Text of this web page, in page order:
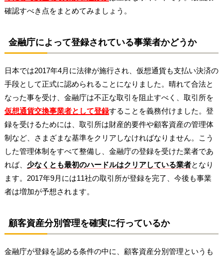
確認すべき点をまとめてみましょう。
金融庁によって登録されている事業者かどうか
日本では2017年4月に法律が施行され、仮想通貨も支払い決済の
手段として正式に認められることになりました。晴れて合法と
なった事を受け、金融庁は不正な取引を阻止すべく、取引所を
仮想通貨交換事業者として登録することを義務付けました。登
録を受けるためには、取引所は財産的要件や顧客資産の管理体
制など、さまざまな基準をクリアしなければなりません。こう
した管理体制をすべて整備し、金融庁の登録を受けた業者であ
れば、 少なくとも最初のハードルはクリアしている業者となり
ます。2017年9月には11社の取引所が登録を完了、今後も事業
者は増加が予想されます。
顧客資産分別管理を確実に行っているか
金融庁が登録を認める条件の中に、顧客資産分別管理というも